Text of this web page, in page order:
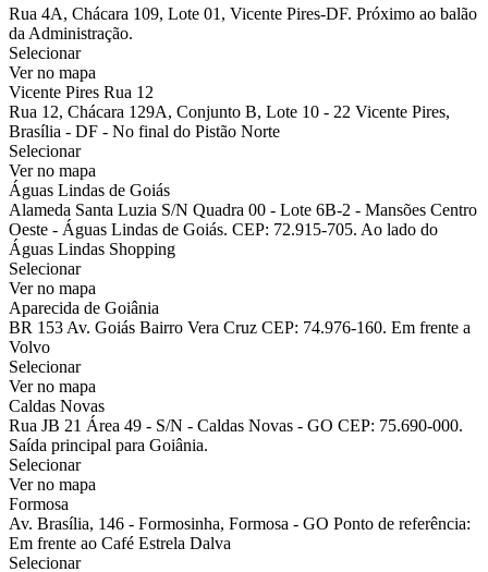
Rua 4A, Chácara 109, Lote 01, Vicente Pires-DF. Próximo ao balão
da Administração.
Selecionar
Ver no mapa
Vicente Pires Rua 12
Rua 12, Chácara 129A, Conjunto B, Lote 10 - 22 Vicente Pires,
Brasília - DF - No final do Pistão Norte
Selecionar
Ver no mapa
Águas Lindas de Goiás
Alameda Santa Luzia S/N Quadra 00 - Lote 6B-2 - Mansões Centro
Oeste - Águas Lindas de Goiás. CEP: 72.915-705. Ao lado do
Águas Lindas Shopping
Selecionar
Ver no mapa
Aparecida de Goiânia
BR 153 Av. Goiás Bairro Vera Cruz CEP: 74.976-160. Em frente a
Volvo
Selecionar
Ver no mapa
Caldas Novas
Rua JB 21 Área 49 - S/N - Caldas Novas - GO CEP: 75.690-000.
Saída principal para Goiânia.
Selecionar
Ver no mapa
Formosa
Av. Brasília, 146 - Formosinha, Formosa - GO Ponto de referência:
Em frente ao Café Estrela Dalva
Selecionar